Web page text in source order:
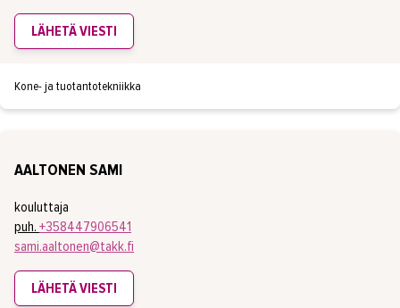
LÄHETÄ VIESTI
Kone- ja tuotantotekniikka
AALTONEN SAMI
kouluttaja
puh. +358447906541
sami.aaltonen@takk.fi
LÄHETÄ VIESTI